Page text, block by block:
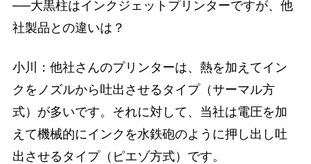
──大黒柱はインクジェットプリンターですが、他
社製品との違いは？
小川：他社さんのプリンターは、熱を加えてイン
クをノズルから吐出させるタイプ（サーマル方
式）が多いです。それに対して、当社は電圧を加
えて機械的にインクを水鉄砲のように押し出し吐
出させるタイプ（ピエゾ方式）です。